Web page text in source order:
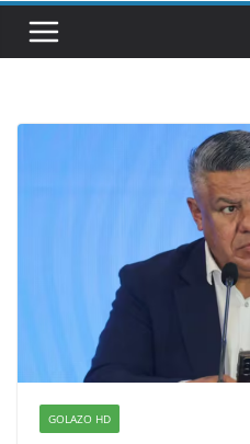
GOLAZO HD